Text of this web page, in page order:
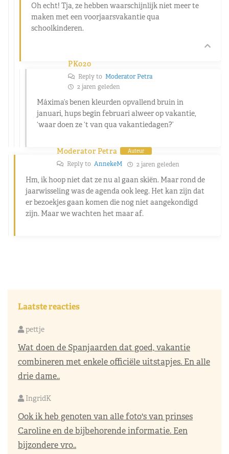
Oh echt! Tja, ze hebben waarschijnlijk niet meer te
maken met een voorjaarsvakantie qua
schoolkinderen.
PK020
Reply to Moderator Petra
2 jaren geleden
Máxima’s benen kleurden opvallend bruin in
januari, hups begin februari alweer op vakantie,
‘waar doen ze ‘t van qua vakantiedagen?’
Moderator Petra Auteur
Reply to AnnekeM 2 jaren geleden
Hm, ik hoop niet dat ze nu al gaan skiën. Maar rond de
jaarwisseling was de agenda ook leeg. Het kan zijn dat
er bezoekjes gaan komen die nog niet aangekondigd
zijn. Maar we wachten het maar af.
Laatste reacties
pettje
Wat doen de Spanjaarden dat goed, vakantie
combineren met enkele officiële uitstapjes. En alle
drie dame..
IngridK
Ook ik heb genoten van alle foto's van prinses
Caroline en de bijbehorende informatie. Een
bijzondere vro..